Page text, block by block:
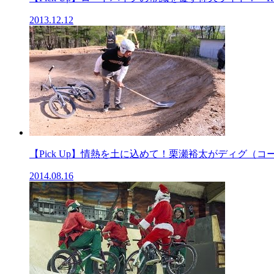
2013.12.12
【Pick Up】情熱を土に込めて！栗瀬裕太がディグ（コ
2014.08.16